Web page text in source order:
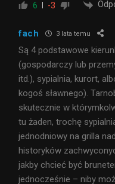
6 -3
fach 3 lata temu
Są 4 podstawowe
(gospodarczy lub
itd.), sypialnia, kurort,
kogoś sławnego).
skutecznie w
tu żaden, trochę
jednodniowy na grilla
historyków
jakby chcieć być
jednocześnie – niby